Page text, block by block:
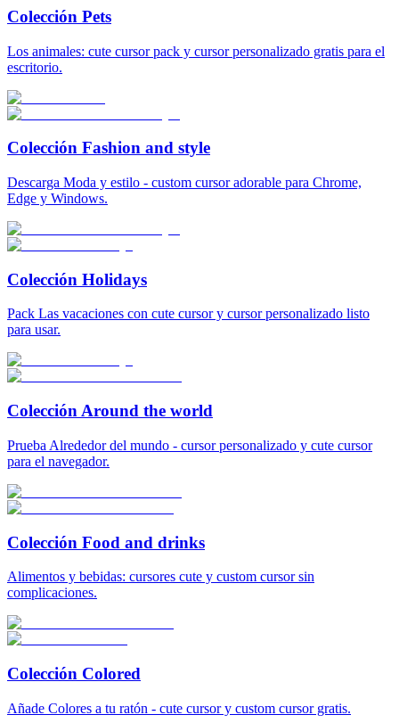
Colección Pets
Los animales: cute cursor pack y cursor personalizado gratis para el
escritorio.
Colección Fashion and style
Descarga Moda y estilo - custom cursor adorable para Chrome,
Edge y Windows.
Colección Holidays
Pack Las vacaciones con cute cursor y cursor personalizado listo
para usar.
Colección Around the world
Prueba Alrededor del mundo - cursor personalizado y cute cursor
para el navegador.
Colección Food and drinks
Alimentos y bebidas: cursores cute y custom cursor sin
complicaciones.
Colección Colored
Añade Colores a tu ratón - cute cursor y custom cursor gratis.